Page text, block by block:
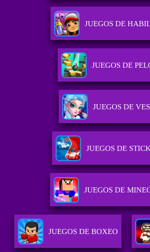
JUEGOS DE
JUEGOS DE
JUEGOS DE
JUEGOS DE
JUEGOS DE
JUEGOS DE BOXEO